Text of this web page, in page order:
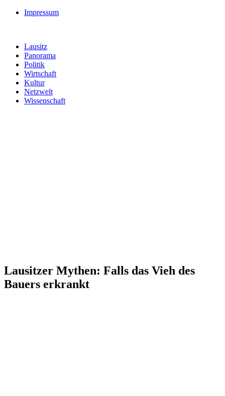
Impressum
Lausitz
Panorama
Politik
Wirtschaft
Kultur
Netzwelt
Wissenschaft
Lausitzer Mythen: Falls das Vieh des
Bauers erkrankt